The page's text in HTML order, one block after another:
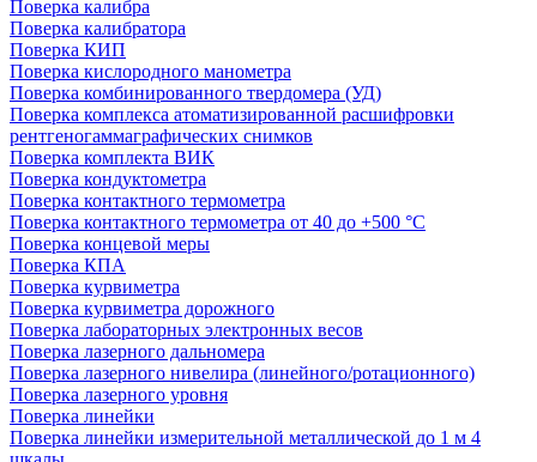
Поверка калибра
Поверка калибратора
Поверка КИП
Поверка кислородного манометра
Поверка комбинированного твердомера (УД)
Поверка комплекса атоматизированной расшифровки
рентгеногаммаграфических снимков
Поверка комплекта ВИК
Поверка кондуктометра
Поверка контактного термометра
Поверка контактного термометра от 40 до +500 °С
Поверка концевой меры
Поверка КПА
Поверка курвиметра
Поверка курвиметра дорожного
Поверка лабораторных электронных весов
Поверка лазерного дальномера
Поверка лазерного нивелира (линейного/ротационного)
Поверка лазерного уровня
Поверка линейки
Поверка линейки измерительной металлической до 1 м 4